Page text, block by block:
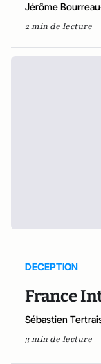
Jérôme
2 min de lecture
DECEPTION
France
Sébastien
3 min de lecture